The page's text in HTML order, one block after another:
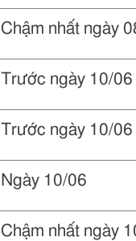
Chậm nhất ngày
Trước ngày 10/06
Trước ngày 10/06
Ngày 10/06
Chậm nhất ngày